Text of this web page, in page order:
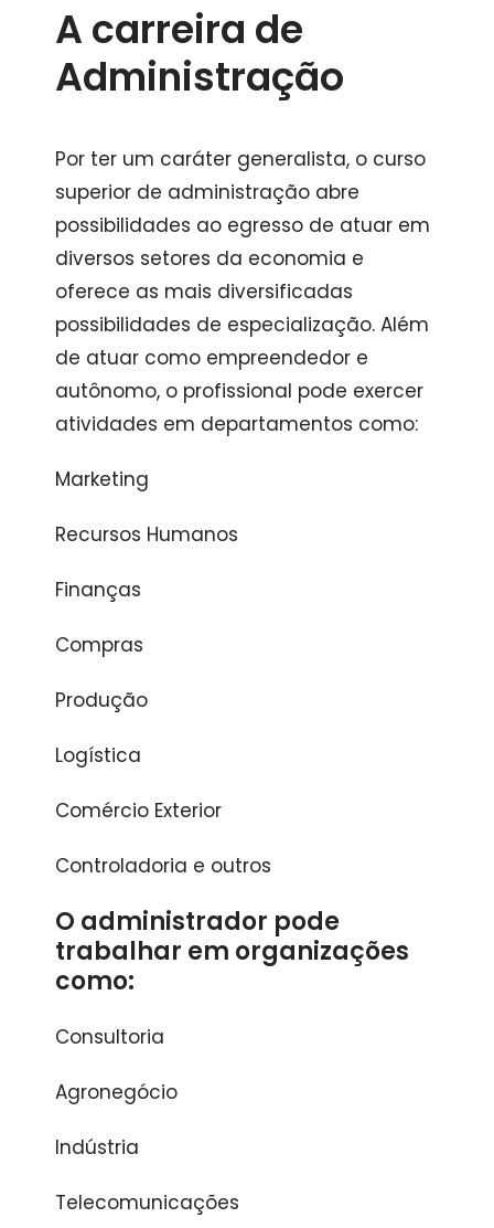
A carreira de
Administração
Por ter um caráter generalista, o curso
superior de administração abre
possibilidades ao egresso de atuar em
diversos setores da economia e
oferece as mais diversificadas
possibilidades de especialização. Além
de atuar como empreendedor e
autônomo, o profissional pode exercer
atividades em departamentos como:
Marketing
Recursos Humanos
Finanças
Compras
Produção
Logística
Comércio Exterior
Controladoria e outros
O administrador pode
trabalhar em organizações
como:
Consultoria
Agronegócio
Indústria
Telecomunicações